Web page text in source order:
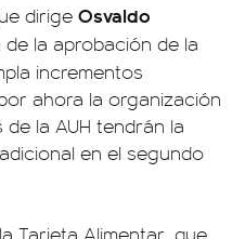
dirige Osvaldo
la aprobación de la
incrementos
ahora la organización
la AUH tendrán la
en el segundo
Tarjeta Alimentar, que